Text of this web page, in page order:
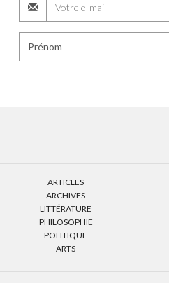
Prénom
ARTICLES
ARCHIVES
LITTÉRATURE
PHILOSOPHIE
POLITIQUE
ARTS